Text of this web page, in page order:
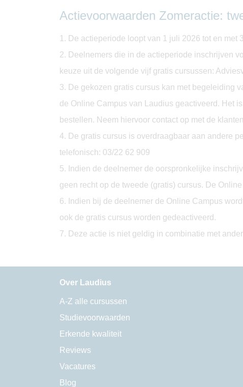
Actievoorwaarden Zomeractie:
1. De actieperiode loopt van 1 juli 2026 tot en met
2. Deelnemers die in de actieperiode inschrijven
keuze uit de volgende vijf gratis cursussen:
3. De gekozen gratis cursus kan met begeleiding
de Online Campus van Laudius geactiveerd. Het
bestellen. Neem hiervoor contact op met de
4. De gratis cursus is overdraagbaar aan andere
telefonisch: 03/22 62 909
5. Indien de deelnemer de oorspronkelijke
geen recht op de tweede (gratis) cursus. De
6. Indien bij de deelnemer de Online Campus
ook de gratis cursus worden gedeactiveerd.
7. Deze actie is niet geldig in combinatie met
Over Laudius
A-Z alle cursussen
Studievoorwaarden
Erkende kwaliteit
Reviews
Vacatures
Blog